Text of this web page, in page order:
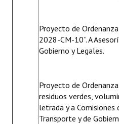
Proyecto de
2028-CM-10”. A
Gobierno y Legales.
Proyecto de
residuos verdes,
letrada y a Comisiones
Transporte y de